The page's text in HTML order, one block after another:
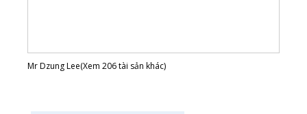
Mr Dzung Lee(Xem 206 tài sản khác)